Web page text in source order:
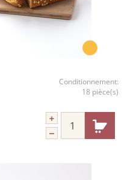
Conditionnement:
18 pièce(s)